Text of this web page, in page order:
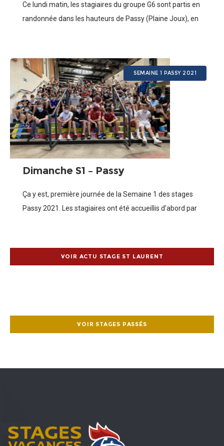
Ce lundi matin, les stagiaires du groupe G6 sont partis en
randonnée dans les hauteurs de Passy (Plaine Joux), en
SEMAINE 1 PASSY 2021
Dimanche S1 – Passy
Ça y est, première journée de la Semaine 1 des stages
Passy 2021. Les stagiaires ont été accueillis d’abord par
VOIR ACTU STAGE ST LAURENT
VOIR STAGES PASSÉS